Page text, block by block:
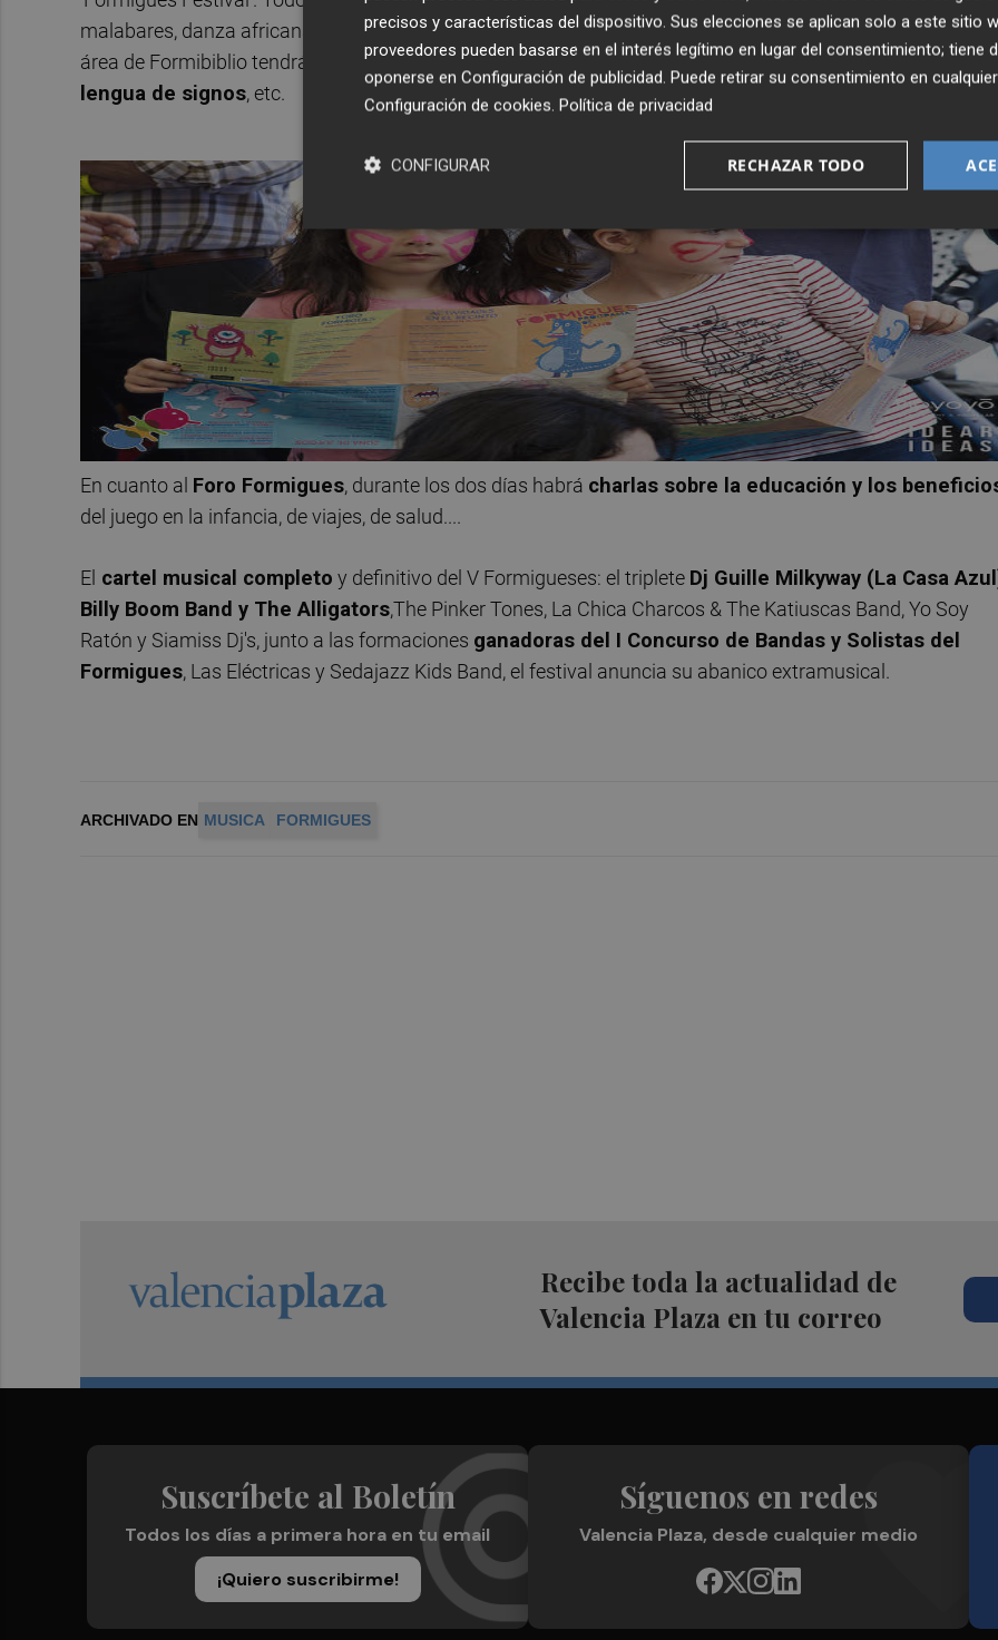
malabares, danza africana, yoga, sesiones de teatro para los más pequeños y un sin fin de actividades. El
área de Formibiblio tendrá actividades comocuentacuentos, lecturas comunitarias, talleres de
lengua de signos, etc.
En cuanto al Foro Formigues, durante los dos días habrá charlas sobre la educación y los
del juego en la infancia, de viajes, de salud....
El cartel musical completo y definitivo del V Formigueses: el triplete Dj Guille Milkyway (La Casa
Billy Boom Band y The Alligators,The Pinker Tones, La Chica Charcos & The Katiuscas Band, Yo Soy
Ratón y Siamiss Dj's, junto a las formaciones ganadoras del I Concurso de Bandas y Solistas del
Formigues, Las Eléctricas y Sedajazz Kids Band, el festival anuncia su abanico extramusical.
ARCHIVADO EN MUSICA FORMIGUES
Recibe toda la actualidad de
Valencia Plaza en tu correo
Suscríbete al Boletín
Todos los días a primera hora en tu email
¡Quiero suscribirme!
Síguenos en redes
Valencia Plaza, desde cualquier medio
precisos y características del dispositivo. Sus elecciones se aplican solo a este sitio
proveedores pueden basarse en el interés legítimo en lugar del consentimiento; tiene
oponerse en Configuración de publicidad. Puede retirar su consentimiento en
Configuración de cookies. Política de privacidad
RECHAZAR TODO
CONFIGURAR